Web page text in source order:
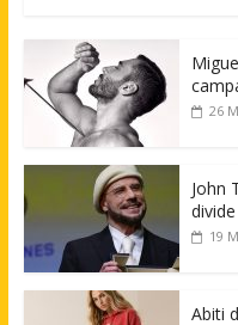
26
John
19
Abiti